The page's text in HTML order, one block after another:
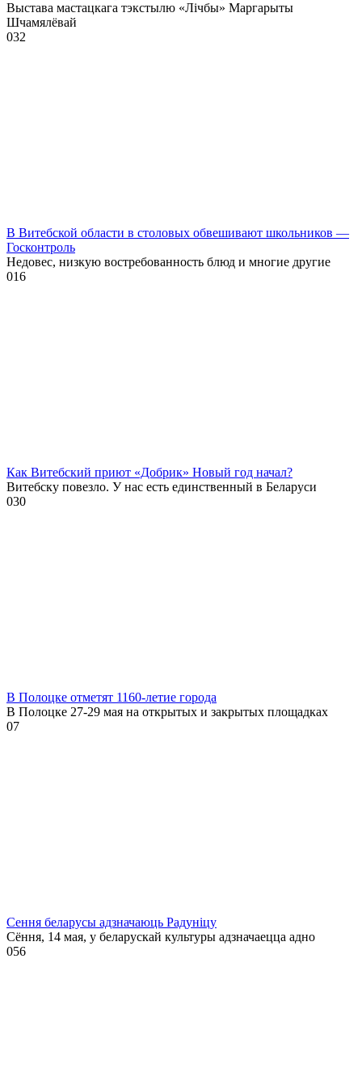
Выстава мастацкага тэкстылю «Лічбы» Маргарыты
Шчамялёвай
032
В Витебской области в столовых обвешивают школьников —
Госконтроль
Недовес, низкую востребованность блюд и многие другие
016
Как Витебский приют «Добрик» Новый год начал?
Витебску повезло. У нас есть единственный в Беларуси
030
В Полоцке отметят 1160-летие города
В Полоцке 27-29 мая на открытых и закрытых площадках
07
Сення беларусы адзначаюць Радуніцу
Сёння, 14 мая, у беларускай культуры адзначаецца адно
056